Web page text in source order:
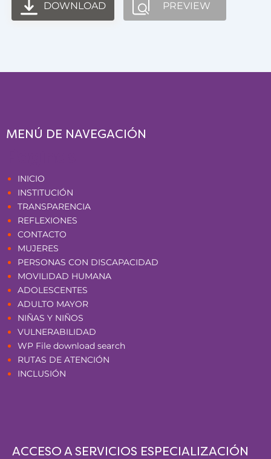
DOWNLOAD PREVIEW
MENÚ DE NAVEGACIÓN
INICIO
INSTITUCIÓN
TRANSPARENCIA
REFLEXIONES
CONTACTO
MUJERES
PERSONAS CON DISCAPACIDAD
MOVILIDAD HUMANA
ADOLESCENTES
ADULTO MAYOR
NIÑAS Y NIÑOS
VULNERABILIDAD
WP File download search
RUTAS DE ATENCIÓN
INCLUSIÓN
ACCESO A SERVICIOS ESPECIALIZACIÓN